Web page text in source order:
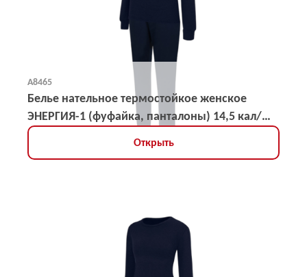
А8465
Белье нательное термостойкое женское
ЭНЕРГИЯ-1 (фуфайка, панталоны) 14,5 кал/
кв.см
Открыть